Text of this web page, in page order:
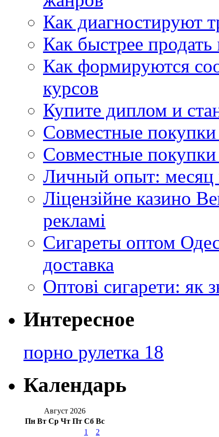
Как диагностируют
Как быстрее
Как формируются
курсов
Купите диплом и
Совместные
Совместные покупки
Личный опыт: месяц
Ліцензійне казино
рекламі
Сигареты оптом
доставка
Оптові сигарети: як
Интересное
порно рулетка 18
Календарь
Август 2026
Пн Вт Ср Чт Пт Сб Вс
1
2